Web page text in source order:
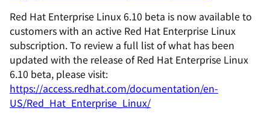
Red Hat Enterprise Linux 6.10 beta is now available to
customers with an active Red Hat Enterprise Linux
subscription. To review a full list of what has been
updated with the release of Red Hat Enterprise Linux
6.10 beta, please visit:
https://access.redhat.com/documentation/en-
US/Red_Hat_Enterprise_Linux/